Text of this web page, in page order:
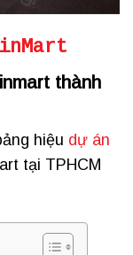
thành
hiệu dự án
tại TPHCM